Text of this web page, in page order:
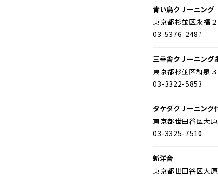
青い鳥クリーニン
東京都杉並区永福
03-5376-2487
三幸舎クリーニング
東京都杉並区和泉
03-3322-5853
タケダクリーニング
東京都世田谷区大
03-3325-7510
新洋舎
東京都世田谷区大